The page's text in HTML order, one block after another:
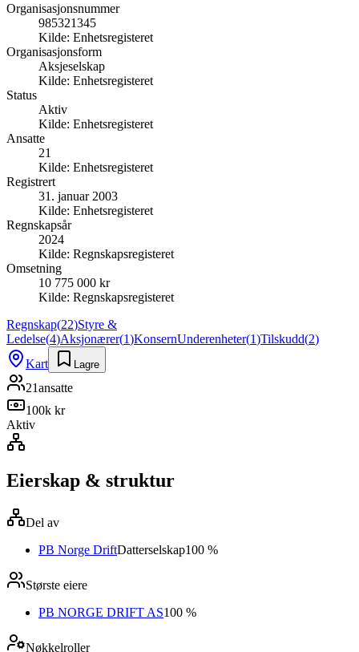
Organisasjonsnummer
985321345
Kilde: Enhetsregisteret
Organisasjonsform
Aksjeselskap
Kilde: Enhetsregisteret
Status
Aktiv
Kilde: Enhetsregisteret
Ansatte
21
Kilde: Enhetsregisteret
Registrert
31. januar 2003
Kilde: Enhetsregisteret
Regnskapsår
2024
Kilde: Regnskapsregisteret
Omsetning
10 775 000 kr
Kilde: Regnskapsregisteret
Regnskap(22)Styre &
Ledelse(4)Aksjonærer(1)KonsernUnderenheter(1)Tilskudd(2)
Kart
Lagre
21ansatte
100k kr
Aktiv
Eierskap & struktur
Del av
PB Norge DriftDatterselskap100 %
Største eiere
PB NORGE DRIFT AS100 %
Nøkkelroller